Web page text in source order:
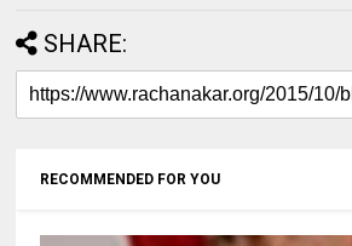
SHARE:
RECOMMENDED FOR YOU